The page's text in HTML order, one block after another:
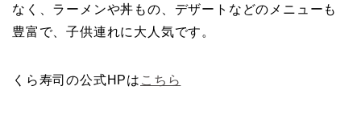
なく、ラーメンや丼もの、デザートなどのメニューも
豊富で、子供連れに大人気です。
くら寿司の公式HPは こちら